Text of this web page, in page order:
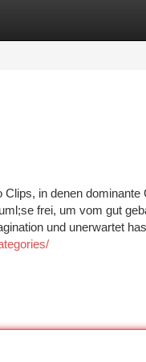
in denen
frei, um vom gut
und unerwartet